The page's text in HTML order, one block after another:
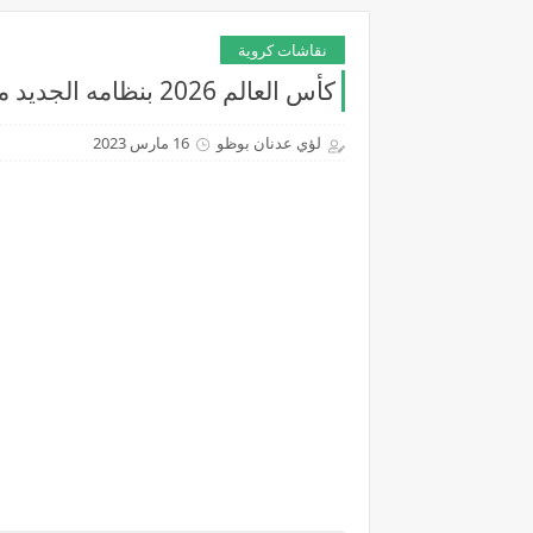
نقاشات كروية
كأس العالم 2026 بنظامه الجديد ما له وما عليه
لؤي عدنان بوظو 16 مارس 2023